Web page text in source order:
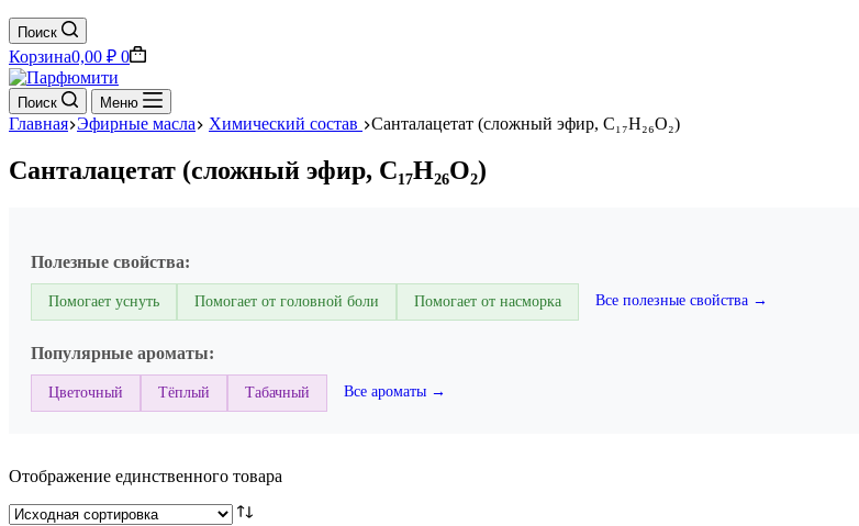
Поиск
Корзина0,00 ₽ 0
Поиск Меню
Главная Эфирные масла Химический состав Санталацетат (сложный эфир, C₁₇H₂₆O₂)
Санталацетат (сложный эфир, C₁₇H₂₆O₂)
Полезные свойства:
Помогает уснуть Помогает от головной боли Помогает от насморка Все полезные свойства →
Популярные ароматы:
Цветочный Тёплый Табачный Все ароматы →
Отображение единственного товара